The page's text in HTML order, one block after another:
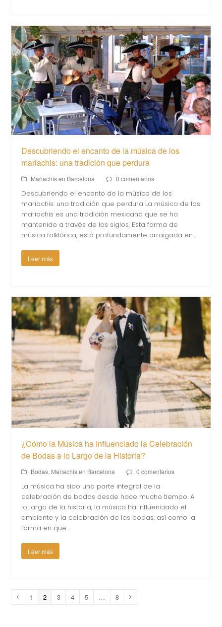
Descubriendo el encanto de la música de los
mariachis: una tradición que perdura
Mariachis en Barcelona 0 comentarios
Descubriendo el encanto de la música de los
mariachis: una tradición que perdura La música de los
mariachis es una tradición mexicana que se ha
mantenido a través de los siglos. Esta forma de
música folklórica, está profundamente arraigada en…
Leer más
¿Cómo la Música ha Influenciado la Celebración
de Bodas a lo Largo de la Historia?
Bodas, Mariachis en Barcelona 0 comentarios
La música ha sido una parte integral de la
celebración de bodas desde hace mucho tiempo. A
lo largo de la historia, la música ha influenciado el
ambiente y la celebración de las bodas, así como la
forma en que…
Leer más
Anterior
Page
1 Page
2 Page
3 Page
4 Page
5 … Page
8